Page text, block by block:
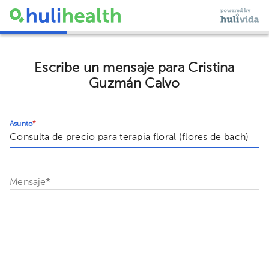
Escribe un mensaje para Cristina
Guzmán Calvo
Asunto*
Mensaje*